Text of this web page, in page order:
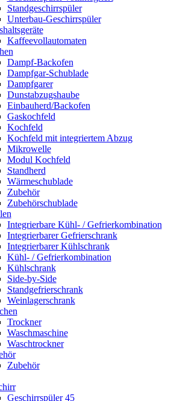
Standgeschirrspüler
Unterbau-Geschirrspüler
Kaffeevollautomaten
Dampf-Backofen
Dampfgar-Schublade
Dampfgarer
Dunstabzugshaube
Einbauherd/Backofen
Gaskochfeld
Kochfeld
Kochfeld mit integriertem Abzug
Mikrowelle
Modul Kochfeld
Standherd
Wärmeschublade
Zubehör
Zubehörschublade
Integrierbare Kühl- / Gefrierkombination
Integrierbarer Gefrierschrank
Integrierbarer Kühlschrank
Kühl- / Gefrierkombination
Kühlschrank
Side-by-Side
Standgefrierschrank
Weinlagerschrank
Trockner
Waschmaschine
Waschtrockner
Zubehör
Geschirrspüler 45